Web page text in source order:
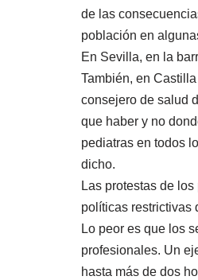
de las
población en
En Sevilla, en la
También, en
consejero de salud
que haber y no
pediatras en todos
dicho.
Las protestas de
políticas restrictivas
Lo peor es que los
profesionales. Un
hasta más de dos